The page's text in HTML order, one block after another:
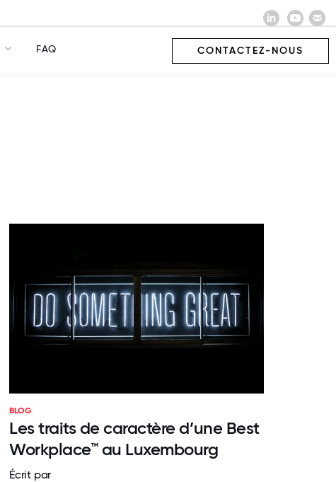
FAQ CONTACTEZ-NOUS
BLOG
Les traits de caractère d’une Best
Workplace™ au Luxembourg
Écrit par